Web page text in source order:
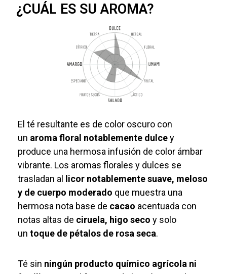
¿CUÁL ES SU AROMA?
El té resultante es de color oscuro con
un aroma floral notablemente dulcey
produce una hermosa infusión de color ámbar
vibrante. Los aromas florales y dulces se
trasladan al licor notablemente suave, meloso
y de cuerpo moderado que muestra una
hermosa nota base de cacao acentuada con
notas altas de ciruela, higo seco y solo
untoque de pétalos de rosa seca.
Té sin ningún producto químico agrícola ni